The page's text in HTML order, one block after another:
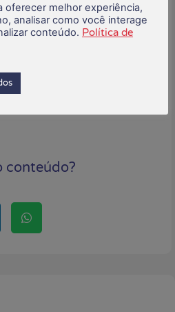
que têm
vida das mulheres,
Por um Brasil sem
conteúdo?
oferecer melhor experiência,
analisar como você interage
conteúdo. Política de